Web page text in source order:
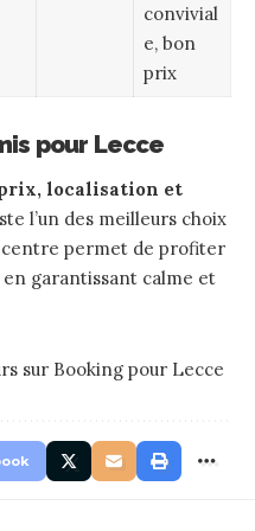
convivial
e, bon
prix
pour Lecce
localisation et
l’un des meilleurs choix
centre permet de profiter
garantissant calme et
sur Booking pour Lecce